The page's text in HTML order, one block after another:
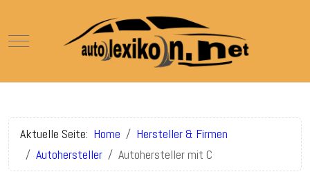
Mobile Menu Toggle
Aktuelle Seite: Home
Hersteller & Firmen
Autohersteller
Autohersteller mit C